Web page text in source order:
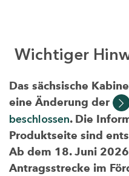
Wichtiger
Das sächsische
eine Änderung der
beschlossen. Die
Produktseite sind
Ab dem 18. Juni
Antragsstrecke im